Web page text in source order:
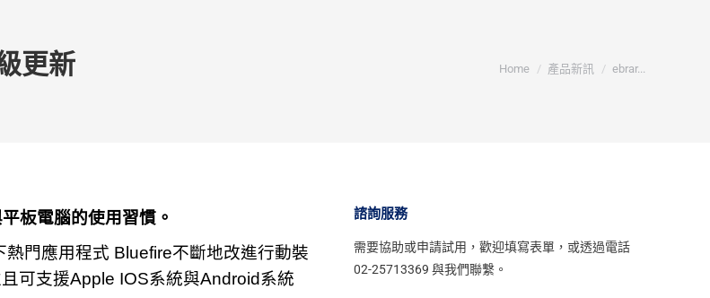
更新 You are here:
Home 產品新訊 ebrar...
板電腦的使用習慣。
門應用程式 Bluefire不斷地改進行動裝
可支援Apple IOS系統與Android系統
諮詢服務
需要協助或申請試用， 歡迎填寫表單 ，或透過電話
02-25713369 與我們聯繫。